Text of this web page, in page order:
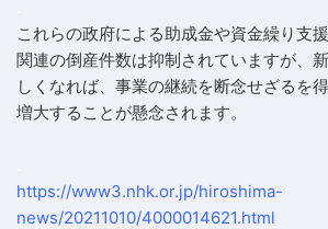
これらの政府による助成金や資金繰り支
関連の倒産件数は抑制されていますが、
しくなれば、事業の継続を断念せざるを
増大することが懸念されます。
https://www3.nhk.or.jp/hiroshima-
news/20211010/4000014621.html